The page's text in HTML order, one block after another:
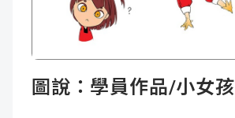
圖說： 學員作品/小女孩